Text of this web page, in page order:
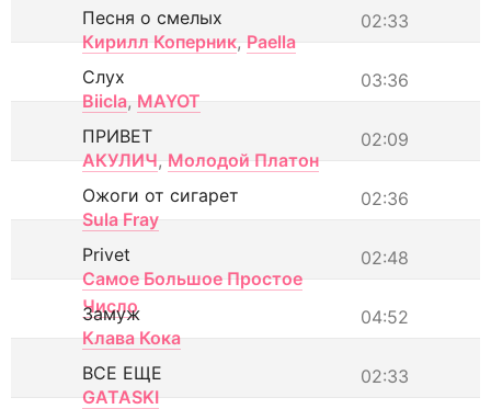
02:33
Песня о смелых
Кирилл Коперник, Paella
03:36
Слух
Biicla, MAYOT
02:09
ПРИВЕТ
АКУЛИЧ, Молодой Платон
02:36
Ожоги от сигарет
Sula Fray
02:48
Privet
Самое Большое Простое
Число
04:52
Замуж
Клава Кока
02:33
ВСЕ ЕЩЕ
GATASKI